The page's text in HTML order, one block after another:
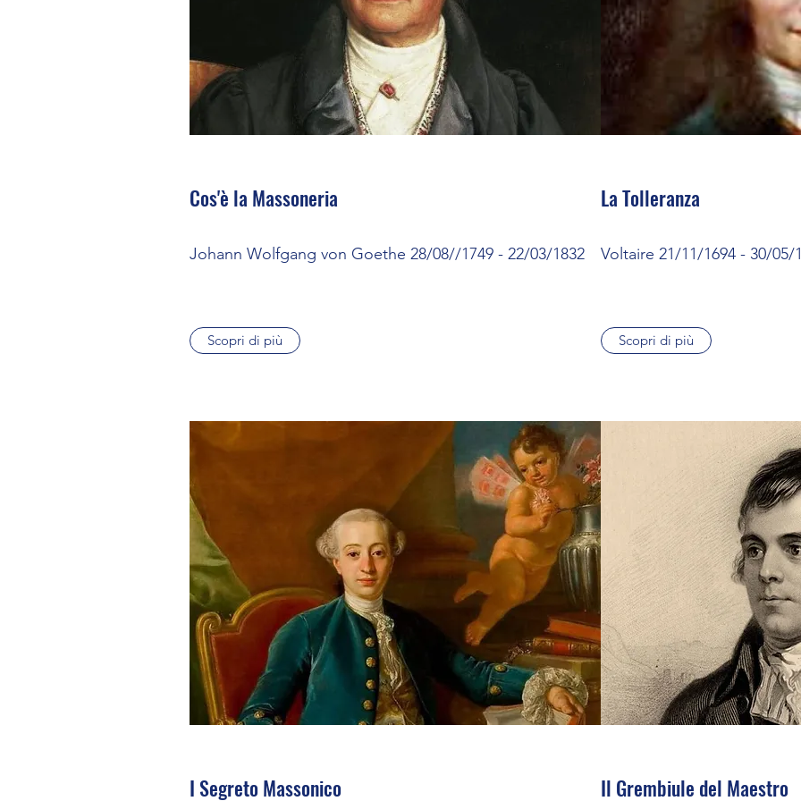
Cos'è la Massoneria
Johann Wolfgang von Goethe 28/08//1749 - 22/03/1832
Scopri di più
La Tolleranza
Voltaire 21/11/1694 - 30/05/
Scopri di più
I Segreto Massonico Il Grembiule del Maestro